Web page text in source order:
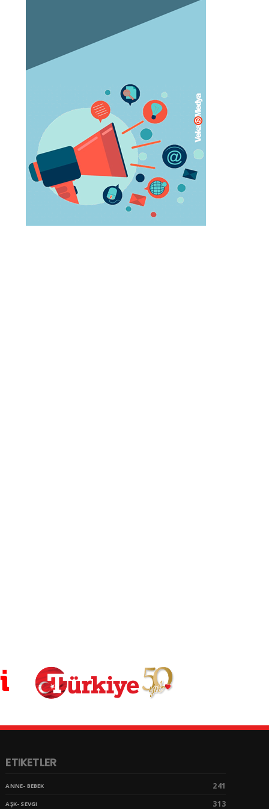
Orgazm olan kadınlar daha çabuk
May 05, 2023
ETIKETLER
ANNE- BEBEK 241
AŞK- SEVGI 313